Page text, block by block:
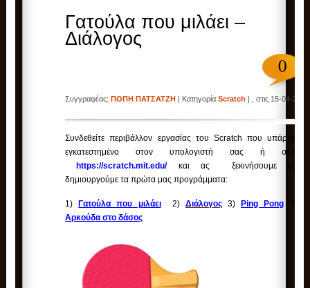
Γατούλα που μιλάει –
Διάλογος
0
Συγγραφέας:ΠΟΠΗ ΠΑΤΣΑΤΖΗ | ΚατηγορίαScratch | , στις 15-04-2023
Συνδεθείτε περιβάλλον εργασίας του Scratch που υπάρχει
εγκατεστημένο στον υπολογιστή σας ή στο
https://scratch.mit.edu/ και ας ξεκινήσουμε να
δημιουργούμε τα πρώτα μας προγράμματα:
1)Γατούλα που μιλάει2) Διάλογος3)Ping Pong 4)
Αρκούδα στο δάσος